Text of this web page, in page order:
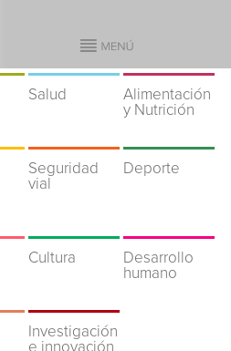
Salud
Alimentación
y Nutrición
Seguridad
vial
Deporte
Cultura
Desarrollo
humano
Investigación
e innovación